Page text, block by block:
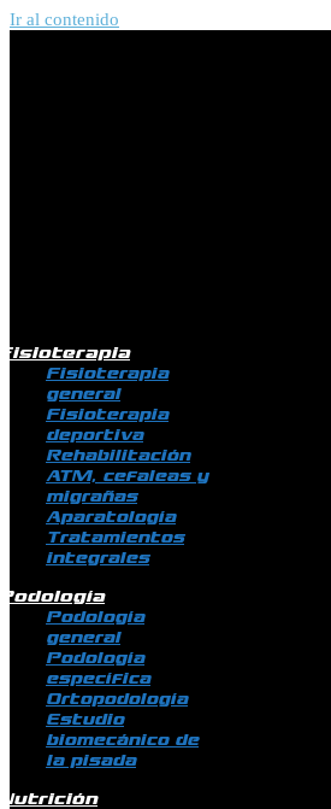
Ir al contenido
Fisioterapia
general
Fisioterapia
deportiva
Rehabilitación
ATM, cefaleas y
migrañas
Aparatología
Tratamientos
integrales
Podología
general
Podología
específica
Ortopodología
Estudio
biomecánico de
la pisada